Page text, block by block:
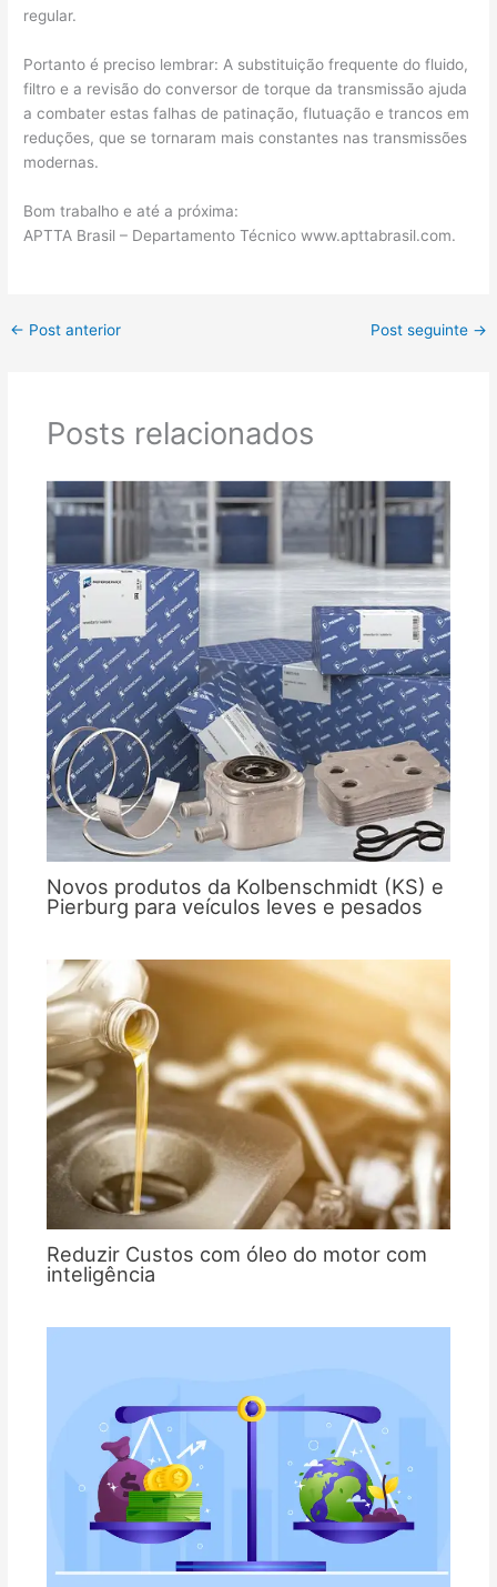
regular.
Portanto é preciso lembrar: A substituição frequente do fluido,
filtro e a revisão do conversor de torque da transmissão ajuda
a combater estas falhas de patinação, flutuação e trancos em
reduções, que se tornaram mais constantes nas transmissões
modernas.
Bom trabalho e até a próxima:
APTTA Brasil – Departamento Técnico www.apttabrasil.com.
← Post anterior Post seguinte →
Posts relacionados
Novos produtos da Kolbenschmidt (KS) e
Pierburg para veículos leves e pesados
Reduzir Custos com óleo do motor com
inteligência